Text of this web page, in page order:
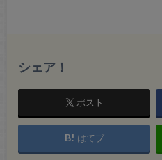
シェア！
ポスト
はてブ